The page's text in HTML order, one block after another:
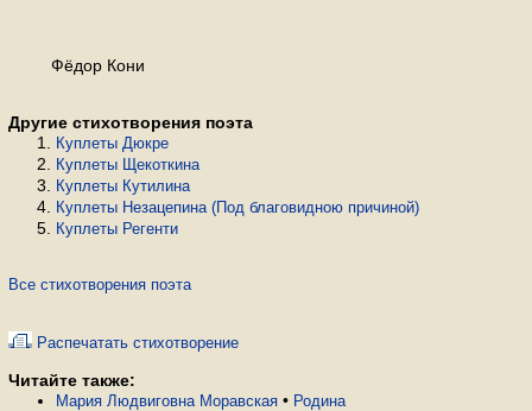
Фёдор Кони
Другие стихотворения поэта
Куплеты Дюкре
Куплеты Щекоткина
Куплеты Кутилина
Куплеты Незацепина (Под благовидною причиной)
Куплеты Регенти
Все стихотворения поэта
Распечатать стихотворение
Читайте также:
Мария Людвиговна Моравская • Родина